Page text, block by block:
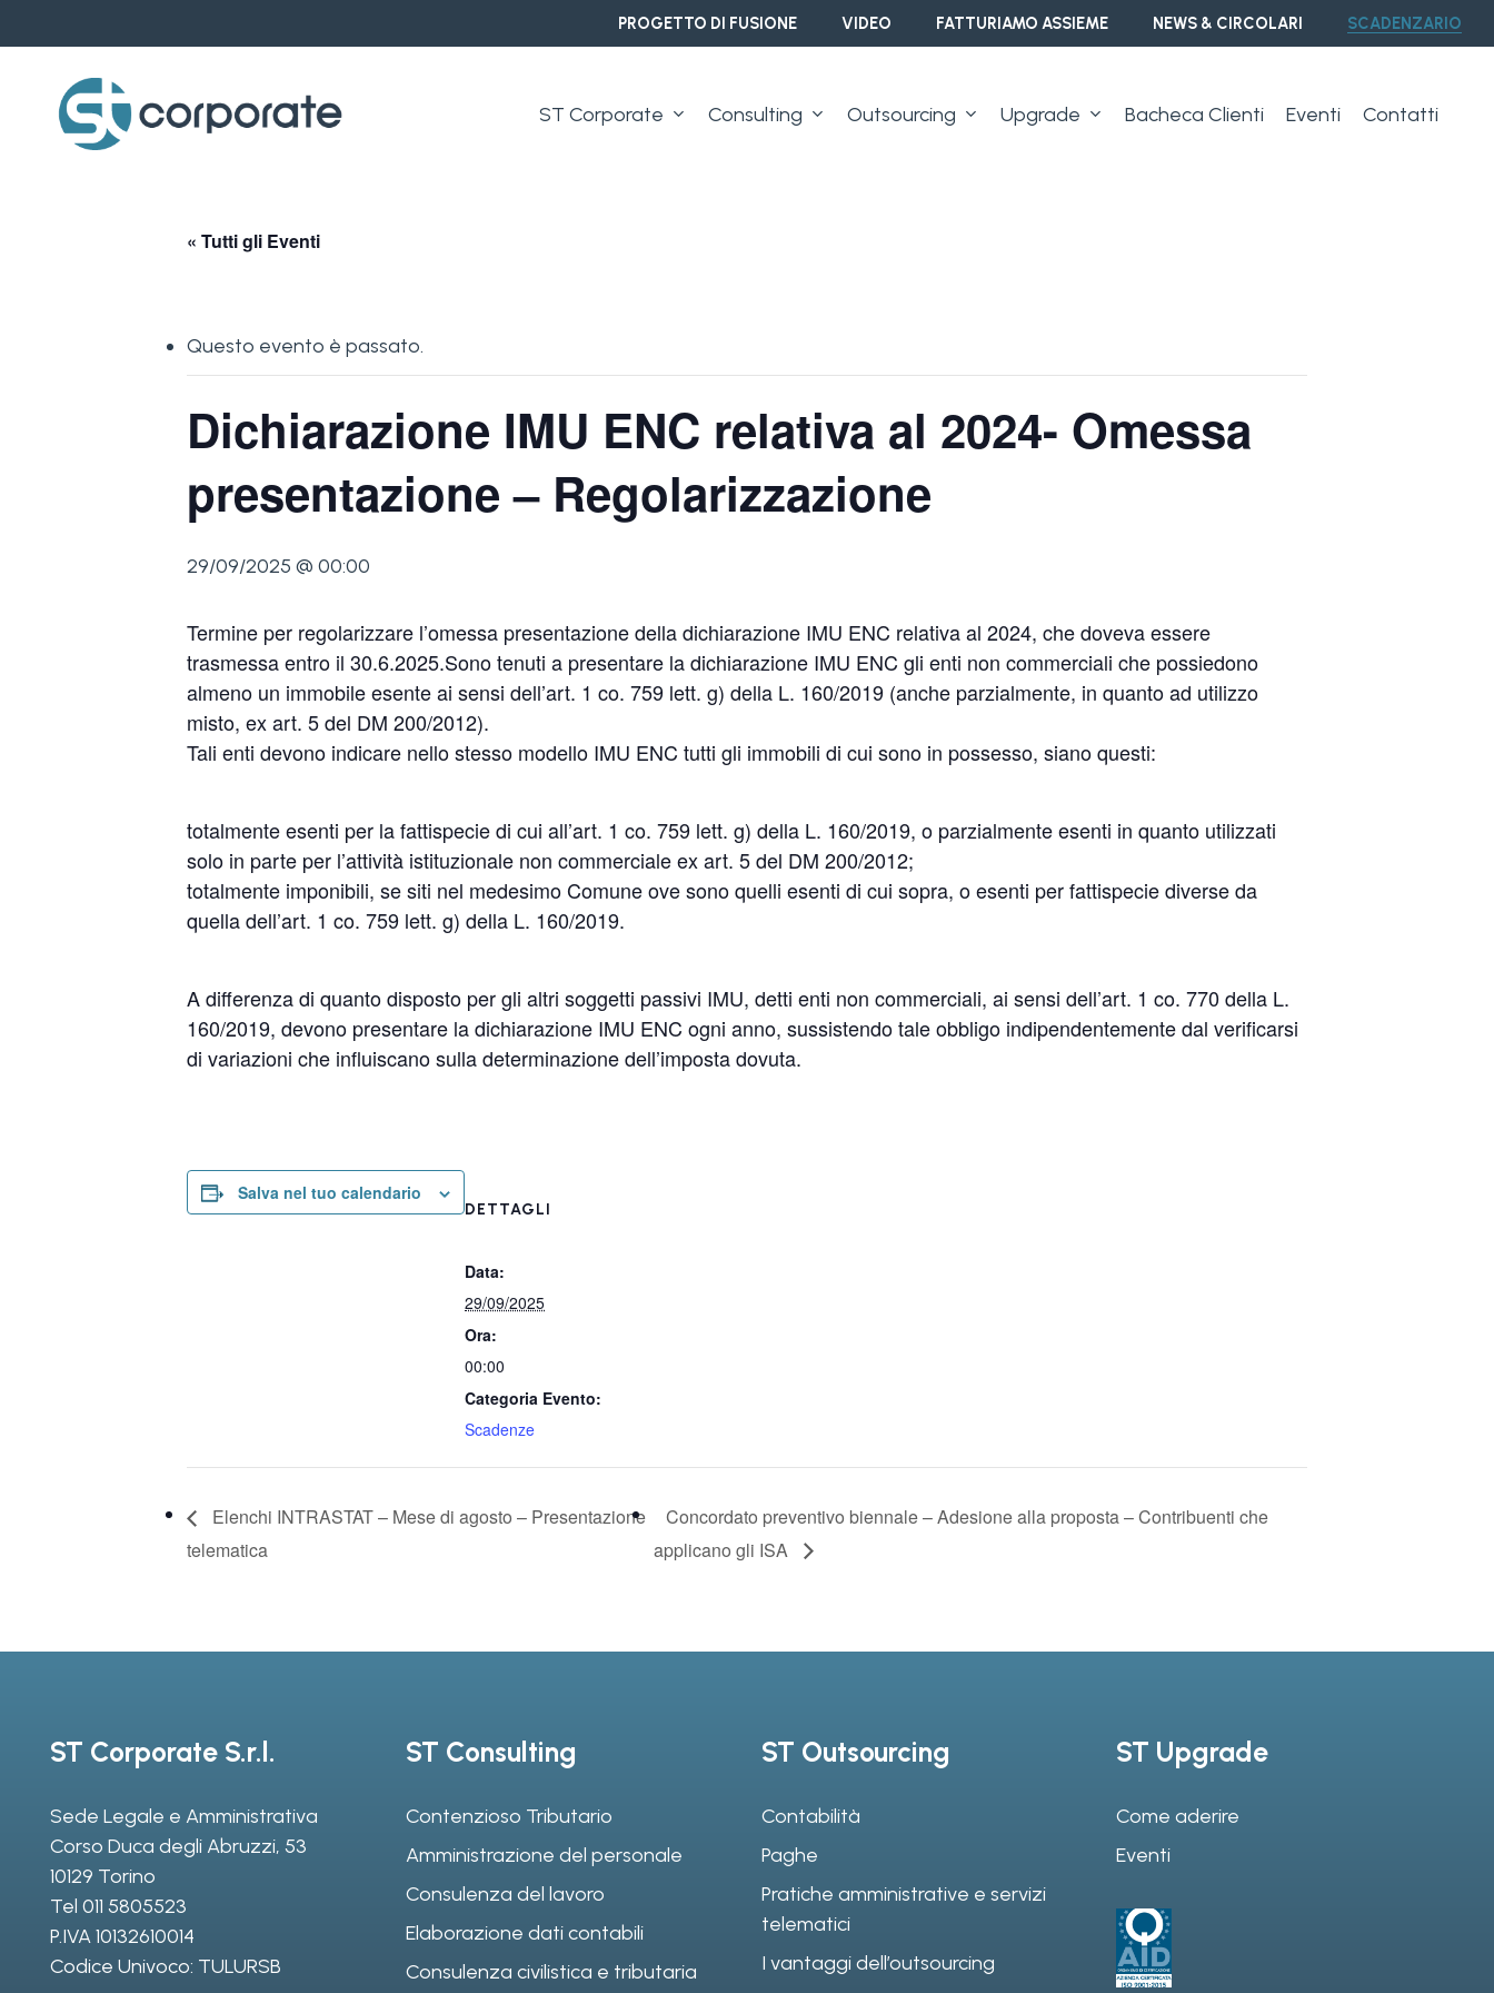
to
content
PROGETTO DI FUSIONE VIDEO FATTURIAMO ASSIEME NEWS & CIRCOLARI SCADENZARIO
ST Corporate Consulting Outsourcing Upgrade Bacheca Clienti Eventi Contatti
« Tutti gli Eventi
Questo evento è passato.
Dichiarazione IMU ENC relativa al 2024- Omessa
presentazione – Regolarizzazione
29/09/2025 @ 00:00
Termine per regolarizzare l’omessa presentazione della dichiarazione IMU ENC relativa al 2024, che doveva essere
trasmessa entro il 30.6.2025.Sono tenuti a presentare la dichiarazione IMU ENC gli enti non commerciali che possiedono
almeno un immobile esente ai sensi dell’art. 1 co. 759 lett. g) della L. 160/2019 (anche parzialmente, in quanto ad utilizzo
misto, ex art. 5 del DM 200/2012).
Tali enti devono indicare nello stesso modello IMU ENC tutti gli immobili di cui sono in possesso, siano questi:
totalmente esenti per la fattispecie di cui all’art. 1 co. 759 lett. g) della L. 160/2019, o parzialmente esenti in quanto utilizzati
solo in parte per l’attività istituzionale non commerciale ex art. 5 del DM 200/2012;
totalmente imponibili, se siti nel medesimo Comune ove sono quelli esenti di cui sopra, o esenti per fattispecie diverse da
quella dell’art. 1 co. 759 lett. g) della L. 160/2019.
A differenza di quanto disposto per gli altri soggetti passivi IMU, detti enti non commerciali, ai sensi dell’art. 1 co. 770 della L.
160/2019, devono presentare la dichiarazione IMU ENC ogni anno, sussistendo tale obbligo indipendentemente dal verificarsi
di variazioni che influiscano sulla determinazione dell’imposta dovuta.
Salva nel tuo calendario
DETTAGLI
Data:
29/09/2025
Ora:
00:00
Categoria Evento:
Scadenze
Elenchi INTRASTAT – Mese di agosto – Presentazione
telematica
Concordato preventivo biennale – Adesione alla proposta – Contribuenti che
applicano gli ISA
ST Corporate S.r.l.
Sede Legale e Amministrativa
Corso Duca degli Abruzzi, 53
10129 Torino
Tel 011 5805523
P.IVA 10132610014
Codice Univoco: TULURSB
ST Consulting
Contenzioso Tributario
Amministrazione del personale
Consulenza del lavoro
Elaborazione dati contabili
Consulenza civilistica e tributaria
ST Outsourcing
Contabilità
Paghe
Pratiche amministrative e servizi
telematici
I vantaggi dell’outsourcing
ST Upgrade
Come aderire
Eventi